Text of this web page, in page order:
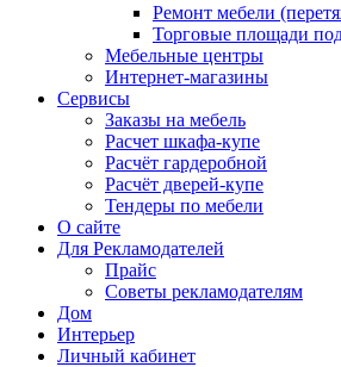
Ремонт мебели
Торговые площади
Мебельные центры
Интернет-магазины
Сервисы
Заказы на мебель
Расчет шкафа-купе
Расчёт гардеробной
Расчёт дверей-купе
Тендеры по мебели
О сайте
Для Рекламодателей
Прайс
Советы рекламодателям
Дом
Интерьер
Личный кабинет